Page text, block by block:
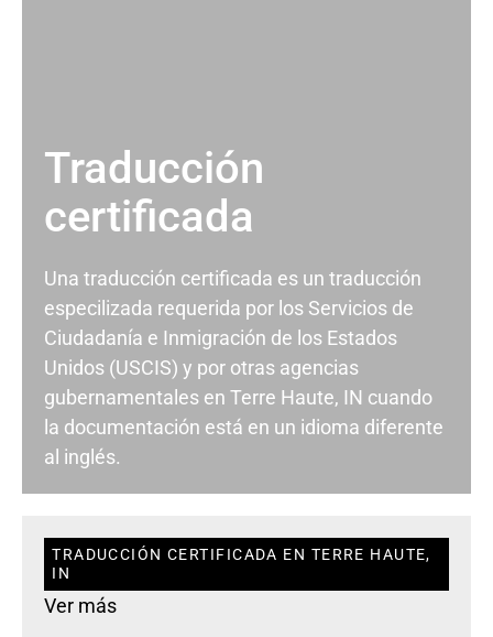
Traducción
certificada
Una traducción certificada es un traducción
especilizada requerida por los Servicios de
Ciudadanía e Inmigración de los Estados
Unidos (USCIS) y por otras agencias
gubernamentales en Terre Haute, IN cuando
la documentación está en un idioma diferente
al inglés.
TRADUCCIÓN CERTIFICADA EN TERRE HAUTE,
IN
Ver más